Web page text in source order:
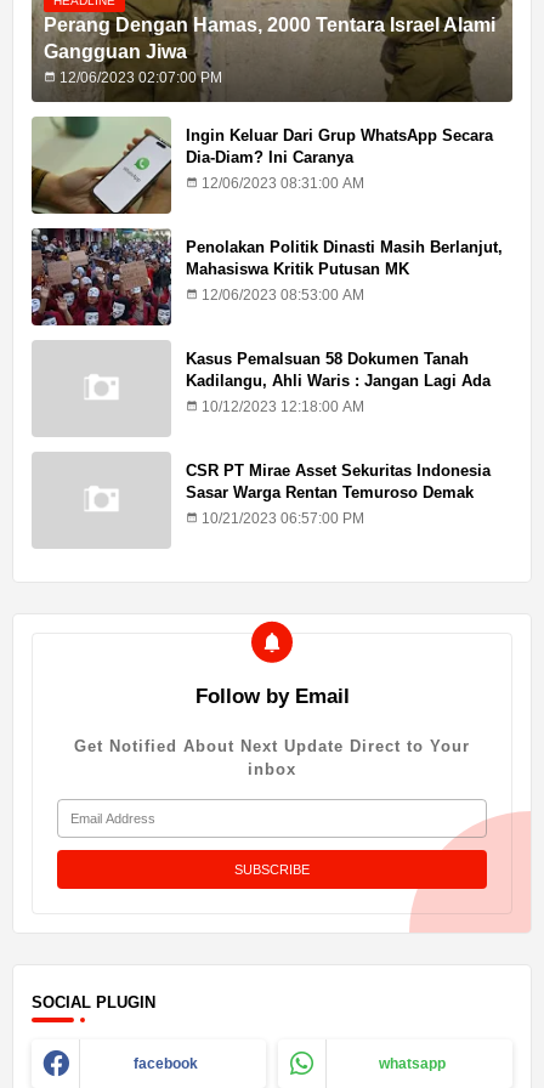
Perang Dengan Hamas, 2000 Tentara Israel Alami
Gangguan Jiwa
12/06/2023 02:07:00 PM
Ingin Keluar Dari Grup WhatsApp Secara
Dia-Diam? Ini Caranya
12/06/2023 08:31:00 AM
Penolakan Politik Dinasti Masih Berlanjut,
Mahasiswa Kritik Putusan MK
12/06/2023 08:53:00 AM
Kasus Pemalsuan 58 Dokumen Tanah
Kadilangu, Ahli Waris : Jangan Lagi Ada
Penundaan Hukuman
10/12/2023 12:18:00 AM
CSR PT Mirae Asset Sekuritas Indonesia
Sasar Warga Rentan Temuroso Demak
10/21/2023 06:57:00 PM
Follow by Email
Get Notified About Next Update Direct to Your
inbox
SOCIAL PLUGIN
facebook whatsapp